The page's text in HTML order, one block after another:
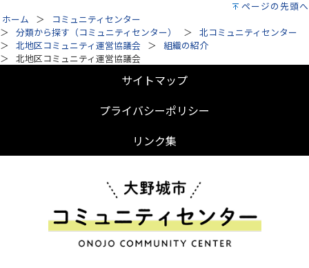
ページの先頭へ
ホーム
コミュニティセンター
分類から探す（コミュニティセンター）
北コミュニティセンター
北地区コミュニティ運営協議会
組織の紹介
北地区コミュニティ運営協議会
サイトマップ
プライバシーポリシー
リンク集